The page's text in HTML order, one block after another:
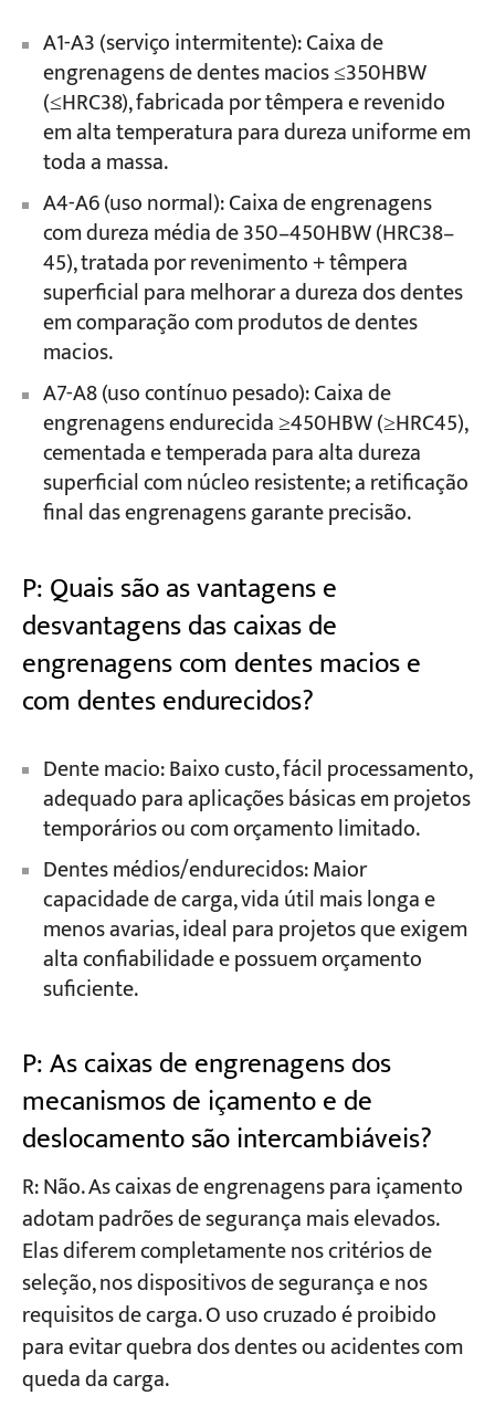
A1-A3 (serviço intermitente): Caixa de
engrenagens de dentes macios ≤350HBW
(≤HRC38), fabricada por têmpera e revenido
em alta temperatura para dureza uniforme em
toda a massa.
A4-A6 (uso normal): Caixa de engrenagens
com dureza média de 350–450HBW (HRC38–
45), tratada por revenimento + têmpera
superficial para melhorar a dureza dos dentes
em comparação com produtos de dentes
macios.
A7-A8 (uso contínuo pesado): Caixa de
engrenagens endurecida ≥450HBW (≥HRC45),
cementada e temperada para alta dureza
superficial com núcleo resistente; a retificação
final das engrenagens garante precisão.
P: Quais são as vantagens e
desvantagens das caixas de
engrenagens com dentes macios e
com dentes endurecidos?
Dente macio: Baixo custo, fácil processamento,
adequado para aplicações básicas em projetos
temporários ou com orçamento limitado.
Dentes médios/endurecidos: Maior
capacidade de carga, vida útil mais longa e
menos avarias, ideal para projetos que exigem
alta confiabilidade e possuem orçamento
suficiente.
P: As caixas de engrenagens dos
mecanismos de içamento e de
deslocamento são intercambiáveis?
R: Não. As caixas de engrenagens para içamento
adotam padrões de segurança mais elevados.
Elas diferem completamente nos critérios de
seleção, nos dispositivos de segurança e nos
requisitos de carga. O uso cruzado é proibido
para evitar quebra dos dentes ou acidentes com
queda da carga.